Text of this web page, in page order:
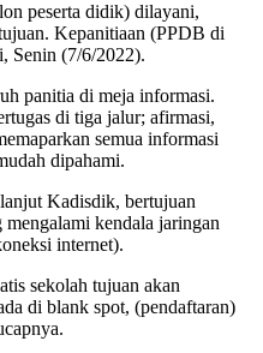
peserta didik) dilayani,
Kepanitiaan (PPDB di
Senin (7/6/2022).
panitia di meja informasi.
di tiga jalur; afirmasi,
semua informasi
dipahami.
Kadisdik, bertujuan
kendala jaringan
internet).
sekolah tujuan akan
di blank spot, (pendaftaran)